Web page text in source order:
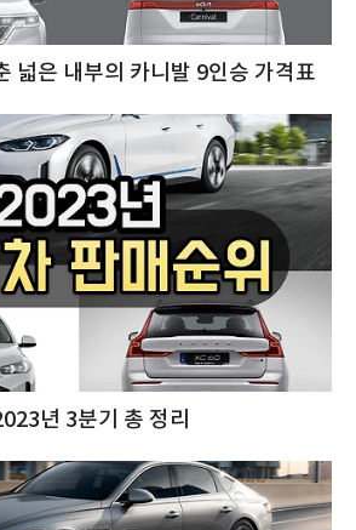
넓은 내부의 카니발 9인승 가격표
년 3분기 총 정리